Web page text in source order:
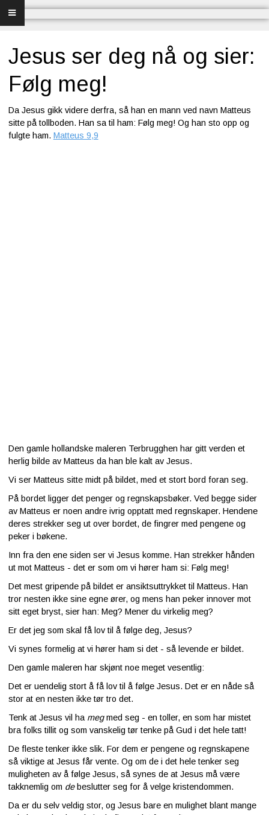
Forsiden
Bibel og sang
Jesus ser deg nå og sier:
Følg meg!
Da Jesus gikk videre derfra, så han en mann ved navn Matteus
sitte på tollboden. Han sa til ham: Følg meg! Og han sto opp og
fulgte ham. Matteus 9,9
Den gamle hollandske maleren Terbrugghen har gitt verden et
herlig bilde av Matteus da han ble kalt av Jesus.
Vi ser Matteus sitte midt på bildet, med et stort bord foran seg.
På bordet ligger det penger og regnskapsbøker. Ved begge sider
av Matteus er noen andre ivrig opptatt med regnskaper. Hendene
deres strekker seg ut over bordet, de fingrer med pengene og
peker i bøkene.
Inn fra den ene siden ser vi Jesus komme. Han strekker hånden
ut mot Matteus - det er som om vi hører ham si: Følg meg!
Det mest gripende på bildet er ansiktsuttrykket til Matteus. Han
tror nesten ikke sine egne ører, og mens han peker innover mot
sitt eget bryst, sier han: Meg? Mener du virkelig meg?
Er det jeg som skal få lov til å følge deg, Jesus?
Vi synes formelig at vi hører ham si det - så levende er bildet.
Den gamle maleren har skjønt noe meget vesentlig:
Det er uendelig stort å få lov til å følge Jesus. Det er en nåde så
stor at en nesten ikke tør tro det.
Tenk at Jesus vil hamegmed seg - en toller, en som har mistet
bra folks tillit og som vanskelig tør tenke på Gud i det hele tatt!
De fleste tenker ikke slik. For dem er pengene og regnskapene
så viktige at Jesus får vente. Og om de i det hele tenker seg
muligheten av å følge Jesus, så synes de at Jesus må være
takknemlig om debeslutter seg for å velge kristendommen.
Da er du selv veldig stor, og Jesus bare en mulighet blant mange